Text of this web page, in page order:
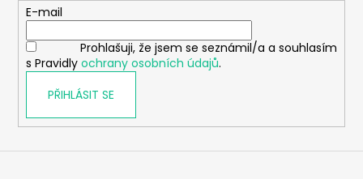
E-mail
Prohlašuji, že jsem se seznámil/a a souhlasím
s Pravidly ochrany osobních údajů.
PŘIHLÁSIT SE